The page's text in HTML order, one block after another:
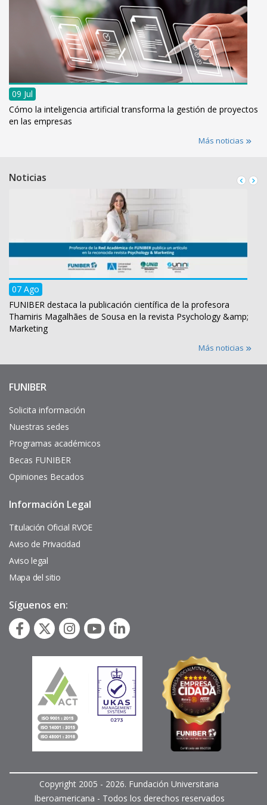
09 Jul
Cómo la inteligencia artificial transforma la gestión de proyectos
en las empresas
Más noticias
Noticias
07 Ago
FUNIBER destaca la publicación científica de la profesora
Thamiris Magalhães de Sousa en la revista Psychology &amp;
Marketing
Más noticias
Enlaces
interés
FUNIBER
Solicita información
Nuestras sedes
Programas académicos
Becas FUNIBER
Opiniones Becados
Pie
página
Información Legal
Titulación Oficial RVOE
Aviso de Privacidad
Aviso legal
Mapa del sitio
Síguenos en:
Copyright 2005 - 2026. Fundación Universitaria
Iberoamericana - Todos los derechos reservados